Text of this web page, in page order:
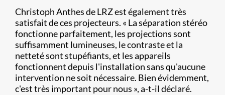
Christoph Anthes de LRZ est également très
satisfait de ces projecteurs. « La séparation stéréo
fonctionne parfaitement, les projections sont
suffisamment lumineuses, le contraste et la
netteté sont stupéfiants, et les appareils
fonctionnent depuis l'installation sans qu'aucune
intervention ne soit nécessaire. Bien évidemment,
c'est très important pour nous », a-t-il déclaré.